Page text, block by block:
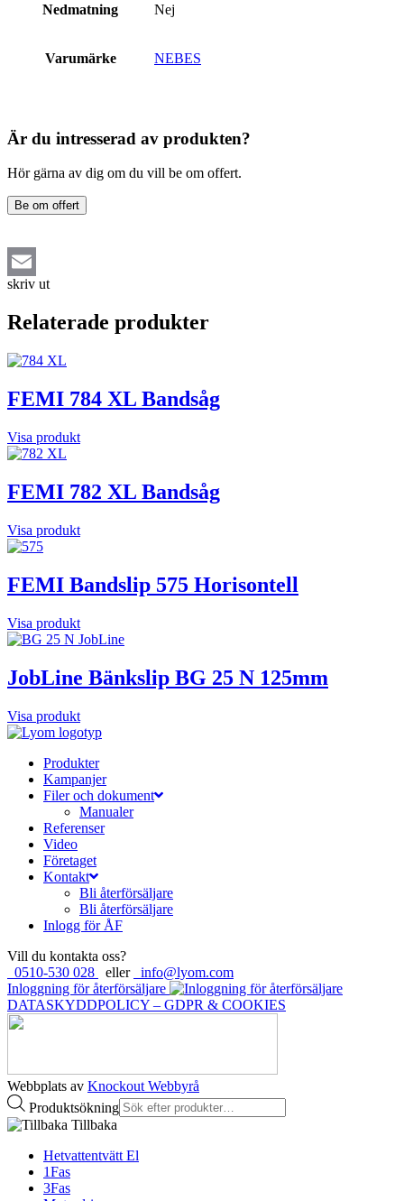
Nedmatning Nej
Varumärke NEBES
Är du intresserad av produkten?
Hör gärna av dig om du vill be om offert.
Be om offert
Email
skriv ut
Relaterade produkter
FEMI 784 XL Bandsåg
Visa produkt
FEMI 782 XL Bandsåg
Visa produkt
FEMI Bandslip 575 Horisontell
Visa produkt
JobLine Bänkslip BG 25 N 125mm
Visa produkt
Produkter
Kampanjer
Filer och dokument
Manualer
Referenser
Video
Företaget
Kontakt
Bli återförsäljare
Bli återförsäljare
Inlogg för ÅF
Vill du kontakta oss?
0510-530 028
eller
info@lyom.com
Inloggning för återförsäljare
DATASKYDDPOLICY – GDPR & COOKIES
Webbplats av Knockout Webbyrå
Produktsökning
Tillbaka
Hetvattentvätt El
1Fas
3Fas